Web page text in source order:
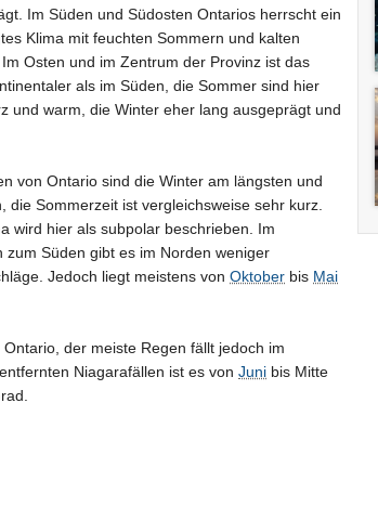
Im Süden und Südosten Ontarios herrscht ein
Klima mit feuchten Sommern und kalten
Osten und im Zentrum der Provinz ist das
als im Süden, die Sommer sind hier
und warm, die Winter eher lang ausgeprägt und
von Ontario sind die Winter am längsten und
die Sommerzeit ist vergleichsweise sehr kurz.
wird hier als subpolar beschrieben. Im
zum Süden gibt es im Norden weniger
Jedoch liegt meistens von Oktober bis Mai
der meiste Regen fällt jedoch im
Niagarafällen ist es von Juni bis Mitte